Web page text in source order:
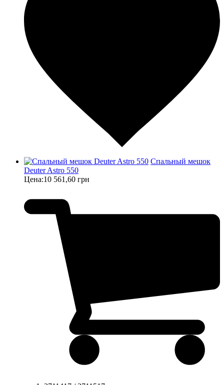
Спальный мешок
Deuter Astro 550
Цена:10 561,60 грн